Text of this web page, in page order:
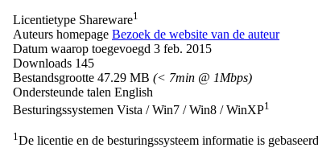
Licentietype Shareware1
Auteurs homepage Bezoek de website van de auteur
Datum waarop toegevoegd 3 feb. 2015
Downloads 145
Bestandsgrootte 47.29 MB (< 7min @ 1Mbps)
Ondersteunde talen English
Besturingssystemen Vista / Win7 / Win8 / WinXP1
1De licentie en de besturingssysteem informatie is